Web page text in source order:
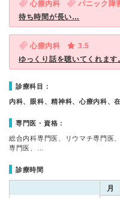
心療内科 パニック障
待ち時間が長い…
心療内科
3.5
ゆっくり話を聴いてくれます
診療科目：
内科、眼科、精神科、心療内科、
専門医・資格：
総合内科専門医、リウマチ専門医
専門医、…
診療時間
月